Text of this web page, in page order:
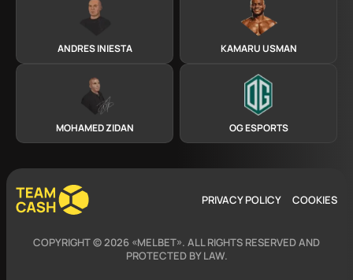
ANDRES INIESTA KAMARU USMAN
MOHAMED ZIDAN OG ESPORTS
PRIVACY POLICY COOKIES
COPYRIGHT © 2026 «MELBET». ALL RIGHTS RESERVED AND
PROTECTED BY LAW.